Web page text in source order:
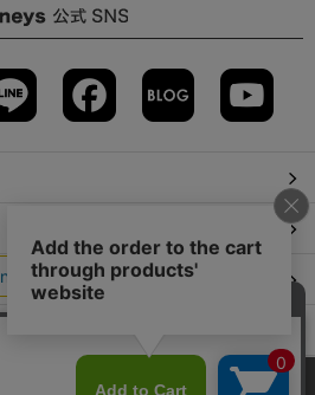
利用のお客様）
性向上のため、クッキー(Cookie)を使